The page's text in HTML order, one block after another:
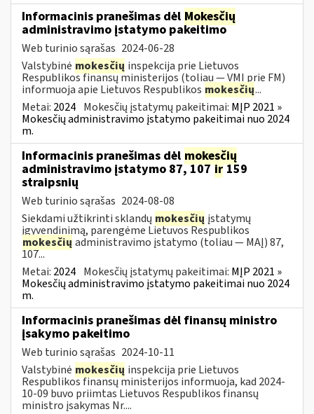
Informacinis pranešimas dėl Mokesčių
administravimo įstatymo pakeitimo
Web turinio sąrašas 2024-06-28
Valstybinė mokesčių inspekcija prie Lietuvos
Respublikos finansų ministerijos (toliau — VMI prie FM)
informuoja apie Lietuvos Respublikos mokesčių...
Metai: 2024 Mokesčių įstatymų pakeitimai: MĮP 2021 »
Mokesčių administravimo įstatymo pakeitimai nuo 2024
m.
Informacinis pranešimas dėl mokesčių
administravimo įstatymo 87, 107ir159
straipsnių
Web turinio sąrašas 2024-08-08
Siekdami užtikrinti sklandų mokesčių įstatymų
įgyvendinimą, parengėme Lietuvos Respublikos
mokesčių administravimo įstatymo (toliau — MAĮ) 87,
107...
Metai: 2024 Mokesčių įstatymų pakeitimai: MĮP 2021 »
Mokesčių administravimo įstatymo pakeitimai nuo 2024
m.
Informacinis pranešimas dėl finansų ministro
įsakymo pakeitimo
Web turinio sąrašas 2024-10-11
Valstybinė mokesčių inspekcija prie Lietuvos
Respublikos finansų ministerijos informuoja, kad 2024-
10-09 buvo priimtas Lietuvos Respublikos finansų
ministro įsakymas Nr....